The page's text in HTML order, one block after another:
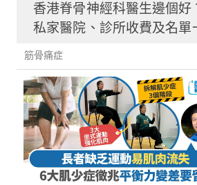
香港脊骨神經科醫生邊個好
私家醫院、診所收費及名單
筋骨痛症